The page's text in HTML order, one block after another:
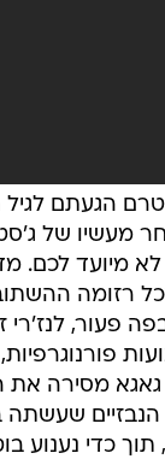
הגעתם לגיל
מעשיו של
לא מיועד לכם.
רזומה
פעור, לנז'רי
מסירה את
שעשתה
כדי נענוע